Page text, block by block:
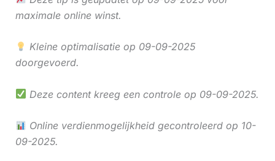
maximale online winst.
Kleine optimalisatie op 09-09-2025
doorgevoerd.
Deze content kreeg een controle op 09-09-2025.
Online verdienmogelijkheid gecontroleerd op 10-
09-2025.